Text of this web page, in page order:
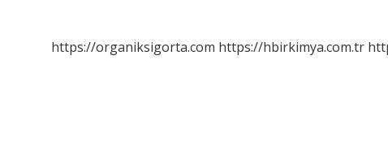
https://organiksigorta.com https://hbirkimya.com.tr